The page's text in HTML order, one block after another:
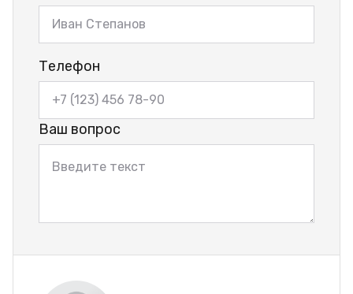
Телефон
Ваш вопрос